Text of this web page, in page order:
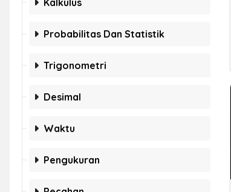
Kalkulus
Probabilitas Dan Statistik
Trigonometri
Desimal
Waktu
Pengukuran